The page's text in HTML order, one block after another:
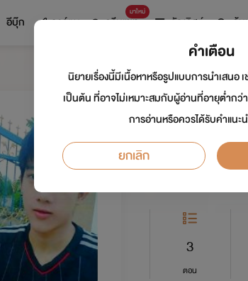
อีบุ๊ก การ์ตูน
มาใหม่
ดรีมแชท ธัญลิสต์ ค้น
อยากปี
นักเขียน:Killerz
Y
3
ตอน
คำเตือน
นิยายเรื่องนี้มีเนื้อหาหรือรูปแบบการนำเสนอ
เป็นต้น ที่อาจไม่เหมาะสมกับผู้อ่านที่อายุต่ำก
การอ่านหรือควรได้รับคำแน
ยกเลิก